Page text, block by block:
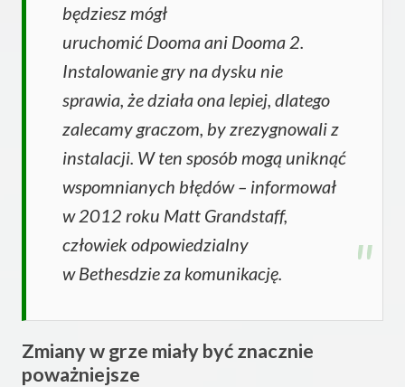
będziesz mógł
uruchomić Dooma ani Dooma 2.
Instalowanie gry na dysku nie
sprawia, że działa ona lepiej, dlatego
zalecamy graczom, by zrezygnowali z
instalacji. W ten sposób mogą uniknąć
wspomnianych błędów – informował
w 2012 roku Matt Grandstaff,
człowiek odpowiedzialny
w Bethesdzie za komunikację.
Zmiany w grze miały być znacznie
poważniejsze